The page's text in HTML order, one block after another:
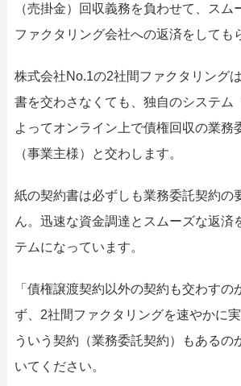
（売掛金）回収義務を負わせて、スム
ファクタリング会社への返済をしても
株式会社No.1の2社間ファクタリング
書を交わさなくても、独自のシステム
よってオンライン上で債権回収の業務
（事業主様）と交わします。
紙の契約書は必ずしも業務委託契約の
ん。迅速な資金調達とスムーズな返済
テムになっています。
「債権譲渡契約以外の契約も交わすの
ず、2社間ファクタリングを速やかに
ういう契約（業務委託契約）もあるの
いてください。